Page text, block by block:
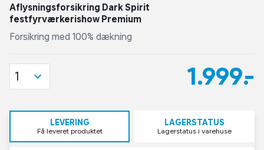
Aflysningsforsikring Dark Spirit
festfyrværkerishow Premium
Forsikring med 100% dækning
1.999,-
1
LEVERING
Få leveret produktet
LAGERSTATUS
Lagerstatus i varehuse